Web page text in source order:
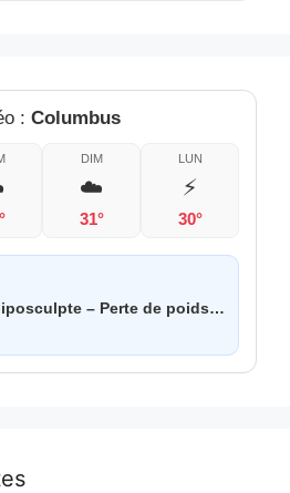
: Columbus
DIM
☁️
31°
LUN
⚡
30°
– Perte de poids…